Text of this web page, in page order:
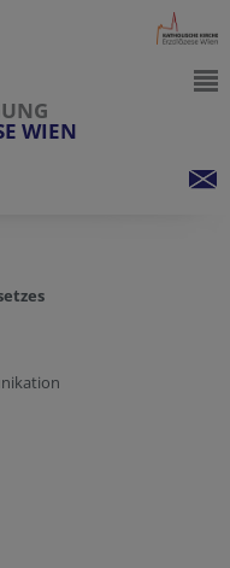
WIEN